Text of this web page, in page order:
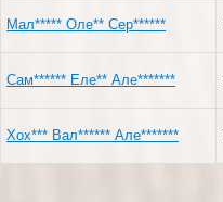
Мал***** Оле** Сер******
Сам****** Еле** Але*******
Хох*** Вал****** Але*******